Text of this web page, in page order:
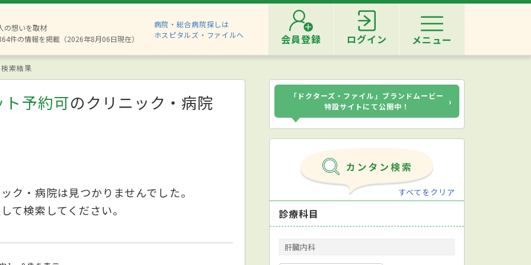
の想いを取材
件の情報を掲載（2026年8月06日現在）
病院・総合病院探しは
ホスピタルズ・ファイルへ
会員登録 ログイン メニュー
索結果
予約可のクリニック・病院
ク・病院は見つかりませんでした。
て検索してください。
「ドクターズ・ファイル」ブランドムービー
特設サイトにて公開中！
›
すべてをクリア
診療科目
肝臓内科